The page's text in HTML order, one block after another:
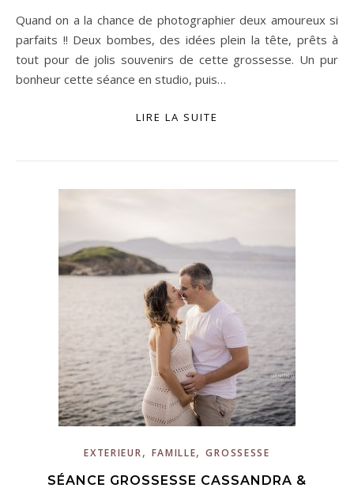
Quand on a la chance de photographier deux amoureux si
parfaits !! Deux bombes, des idées plein la tête, prêts à
tout pour de jolis souvenirs de cette grossesse. Un pur
bonheur cette séance en studio, puis…
LIRE LA SUITE
EXTERIEUR, FAMILLE,GROSSESSE
SÉANCE GROSSESSE CASSANDRA &